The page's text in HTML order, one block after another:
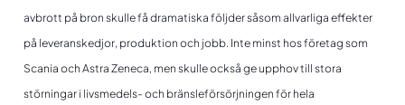
avbrott på bron skulle få dramatiska följder såsom allvarliga effekter
på leveranskedjor, produktion och jobb. Inte minst hos företag som
Scania och Astra Zeneca, men skulle också ge upphov till stora
störningar i livsmedels- och bränsleförsörjningen för hela